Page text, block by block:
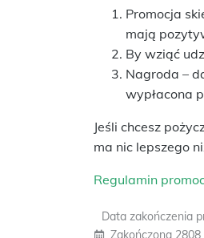
Promocja
mają
By wziąć
Nagroda –
wypłacona
Jeśli chcesz
ma nic lepszego
Regulamin
Data zakończenia